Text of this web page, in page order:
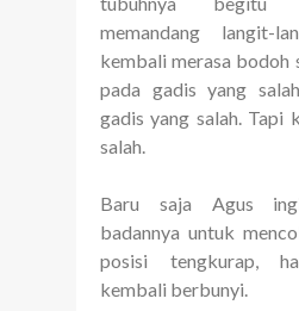
memandang langit-
kembali merasa bodoh
pada gadis yang
gadis yang salah. Tapi
salah.
Baru saja Agus
badannya untuk
posisi tengkurap,
kembali berbunyi.